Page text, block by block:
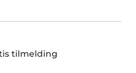
tilmelding